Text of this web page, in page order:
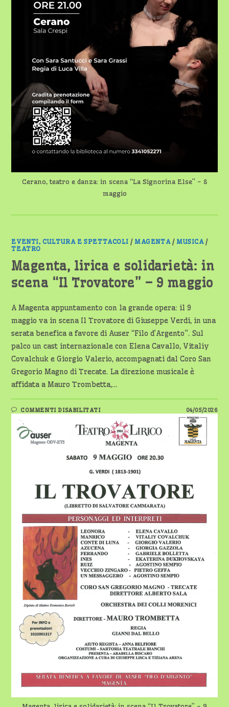
Cerano, teatro e danza: in scena “La Signorina Else” - 8
maggio
EVENTI, CULTURA E SPETTACOLI / MAGENTA/ MUSICA/
TEATRO
Magenta, lirica e solidarietà: in
scena “Il Trovatore” – 9 maggio
A Magenta appuntamento con la grande opera: il 9
maggio va in scena Il Trovatore di Giuseppe Verdi, in una
serata benefica a favore di Auser “Filo d’Argento”. Sul
palco un cast internazionale con Elena Cavallo, Vitaliy
Covalchuk e Giorgio Valerio, accompagnati dal Coro San
Gregorio Magno di Trecate. La direzione musicale è
affidata a Mauro Trombetta,…
COMMENTI DISABILITATISU
MAGENTA,
LIRICA
E
SOLIDARIETÀ:
IN
“IL
TROVATORE”
–
9
MAGGIO
04/05/2026